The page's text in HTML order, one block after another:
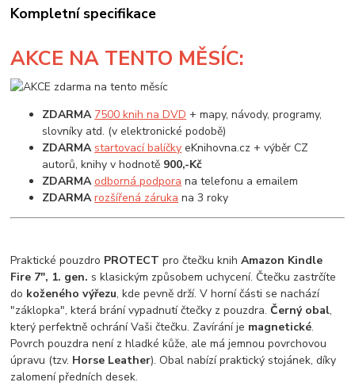
Kompletní specifikace
AKCE NA TENTO MĚSÍC:
ZDARMA 7500 knih na DVD + mapy, návody, programy,
slovníky atd. (v elektronické podobě)
ZDARMA startovací balíčky eKnihovna.cz + výběr CZ
autorů, knihy v hodnotě 900,-Kč
ZDARMA odborná podpora na telefonu a emailem
ZDARMA rozšířená záruka na 3 roky
Praktické pouzdro PROTECTpro čtečku knihAmazon Kindle
Fire 7", 1. gen. s klasickým způsobem uchycení. Čtečku zastrčíte
do koženého výřezu, kde pevně drží. V horní části se nachází
"záklopka", která brání vypadnutí čtečky z pouzdra.Černý obal,
který perfektně ochrání Vaši čtečku. Zavírání je magnetické.
Povrch pouzdra není z hladké kůže, ale má jemnou povrchovou
úpravu (tzv. Horse Leather). Obal nabízí praktický stojánek, díky
zalomení předních desek.